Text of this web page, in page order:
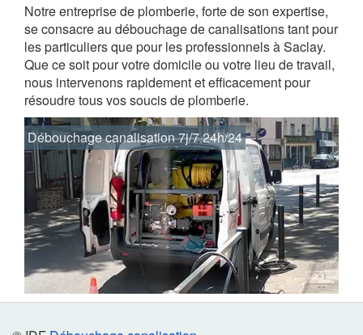
Notre entreprise de plomberie, forte de son expertise,
se consacre au débouchage de canalisations tant pour
les particuliers que pour les professionnels à Saclay.
Que ce soit pour votre domicile ou votre lieu de travail,
nous intervenons rapidement et efficacement pour
résoudre tous vos soucis de plomberie.
Débouchage canalisation 7j/7 24h/24